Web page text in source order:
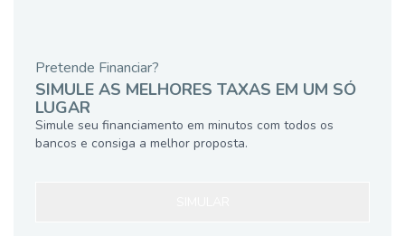
Pretende Financiar?
SIMULE AS MELHORES TAXAS EM UM SÓ
LUGAR
Simule seu financiamento em minutos com todos os
bancos e consiga a melhor proposta.